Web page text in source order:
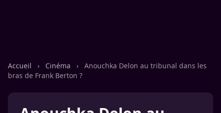
Accueil › Cinéma ›
Anouchka Delon au tribunal dans les
bras de Frank Berton ?